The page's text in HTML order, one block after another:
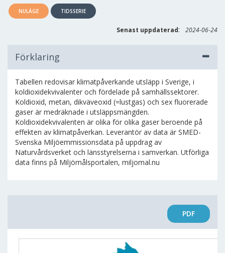
NULÄGE TIDSSERIE
Senast uppdaterad: 2024-06-24
Förklaring
Tabellen redovisar klimatpåverkande utsläpp i Sverige, i
koldioxidekvivalenter och fördelade på samhällssektorer.
Koldioxid, metan, dikväveoxid (=lustgas) och sex fluorerade
gaser är medräknade i utsläppsmängden.
Koldioxidekvivalenten är olika för olika gaser beroende på
effekten av klimatpåverkan. Leverantör av data är SMED-
Svenska Miljöemmissionsdata på uppdrag av
Naturvårdsverket och länsstyrelserna i samverkan. Utförliga
data finns på Miljömålsportalen, miljomal.nu
PDF